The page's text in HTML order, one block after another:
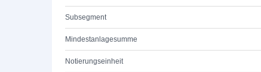
Subsegment
Mindestanlagesumme
Notierungseinheit